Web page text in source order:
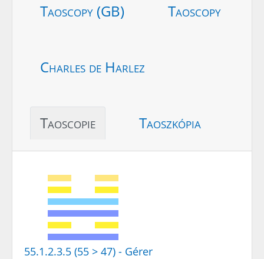
Taoscopy (GB) Taoscopy
Charles de Harlez
Taoscopie Taoszkópia
55.1.2.3.5 (55 > 47) - Gérer